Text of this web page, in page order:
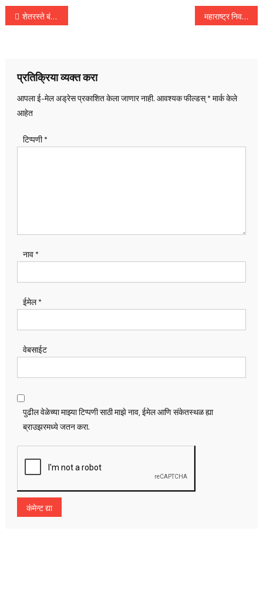
पोस्टचे
शेतरस्ते बंद करणाऱ्यांवर फौजदारी गुन्हे दाखल करा, महसूल मंत्री चंद्रशेखर बावनकुळे यांचे आदेश महाराष्ट्र निवडणूक निकालांमध्ये छेडछाड केल्याचा आरोप, राहुल गांधींची सुप्रिया सुळे आणि संजय राऊत यांच्यासोबत पत्रकार परिषद
प्रतिक्रिया व्यक्त करा
आपला ई-मेल अड्रेस प्रकाशित केला जाणार नाही.आवश्यक फील्डस्*मार्क केले
आहेत
टिप्पणी*
नाव*
ईमेल*
वेबसाईट
पुढील वेळेच्या माझ्या टिप्पणी साठी माझे नाव, ईमेल आणि संकेतस्थळ ह्या
ब्राउझरमध्ये जतन करा.